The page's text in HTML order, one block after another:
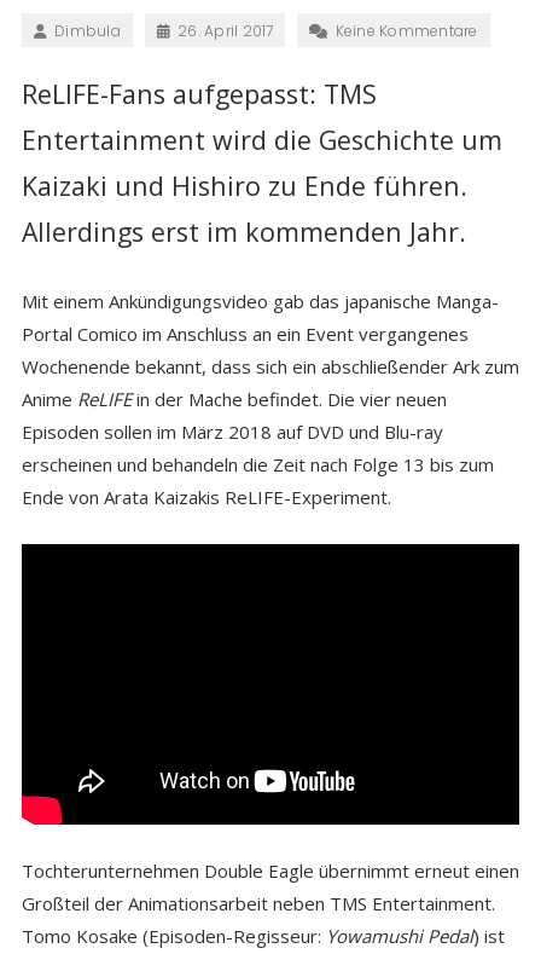
Dimbula 26. April 2017 Keine Kommentare
ReLIFE-Fans aufgepasst: TMS
Entertainment wird die Geschichte um
Kaizaki und Hishiro zu Ende führen.
Allerdings erst im kommenden Jahr.
Mit einem Ankündigungsvideo gab das japanische Manga-
Portal Comico im Anschluss an ein Event vergangenes
Wochenende bekannt, dass sich ein abschließender Ark zum
Anime ReLIFEin der Mache befindet. Die vier neuen
Episoden sollen im März 2018 auf DVD und Blu-ray
erscheinen und behandeln die Zeit nach Folge 13 bis zum
Ende von Arata Kaizakis ReLIFE-Experiment.
Tochterunternehmen Double Eagle übernimmt erneut einen
Großteil der Animationsarbeit neben TMS Entertainment.
Tomo Kosake (Episoden-Regisseur: Yowamushi Pedal) ist